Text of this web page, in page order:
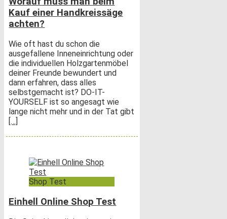
Kauf einer Handkreissäge
achten?
Wie oft hast du schon die
ausgefallene Inneneinrichtung oder
die individuellen Holzgartenmöbel
deiner Freunde bewundert und
dann erfahren, dass alles
selbstgemacht ist? DO-IT-
YOURSELF ist so angesagt wie
lange nicht mehr und in der Tat gibt
[…]
Shop Test
Einhell Online Shop Test